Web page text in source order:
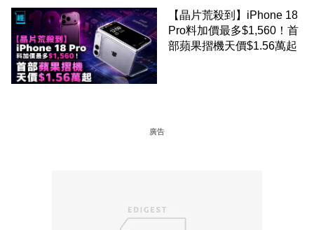
【晶片荒殺到】iPhone 18
Pro料加價最多$1,560！首
部蘋果摺機天價$1.56萬起
廣告